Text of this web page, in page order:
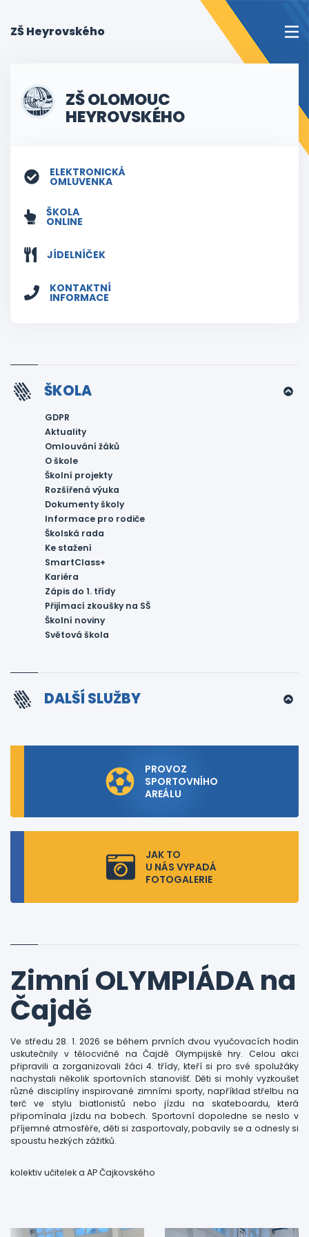
ZŠ Heyrovského
ZŠ OLOMOUC
HEYROVSKÉHO
ELEKTRONICKÁ
OMLUVENKA
ŠKOLA
ONLINE
JÍDELNÍČEK
KONTAKTNÍ
INFORMACE
ŠKOLA
GDPR
Aktuality
Omlouvání žáků
O škole
Školní projekty
Rozšířená výuka
Dokumenty školy
Informace pro rodiče
Školská rada
Ke stažení
SmartClass+
Kariéra
Zápis do 1. třídy
Přijímací zkoušky na SŠ
Školní noviny
Světová škola
DALŠÍ SLUŽBY
PROVOZ
SPORTOVNÍHO
AREÁLU
JAK TO
U NÁS VYPADÁ
FOTOGALERIE
Zimní OLYMPIÁDA na
Čajdě
Ve středu 28. 1. 2026 se během prvních dvou vyučovacích hodin
uskutečnily v tělocvičně na Čajdě Olympijské hry. Celou akci
připravili a zorganizovali žáci 4. třídy, kteří si pro své spolužáky
nachystali několik sportovních stanovišť. Děti si mohly vyzkoušet
různé disciplíny inspirované zimními sporty, například střelbu na
terč ve stylu biatlonistů nebo jízdu na skateboardu, která
připomínala jízdu na bobech. Sportovní dopoledne se neslo v
příjemné atmosféře, děti si zasportovaly, pobavily se a odnesly si
spoustu hezkých zážitků.
kolektiv učitelek a AP Čajkovského